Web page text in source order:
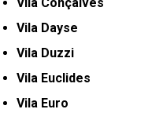
Vila Dayse
Vila Duzzi
Vila Euclides
Vila Euro